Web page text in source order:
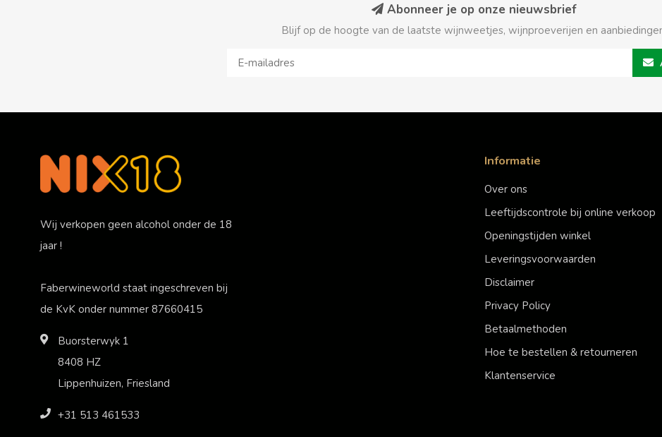
Abonneer je op onze nieuwsbrief
Blijf op de hoogte van de laatste wijnweetjes, wijnproeverijen en
Wij verkopen geen alcohol onder de 18
jaar !
Faberwineworld staat ingeschreven bij
de KvK onder nummer 87660415
Buorsterwyk 1
8408 HZ
Lippenhuizen, Friesland
+31 513 461533
Informatie
Over ons
Leeftijdscontrole bij online verkoop
Openingstijden winkel
Leveringsvoorwaarden
Disclaimer
Privacy Policy
Betaalmethoden
Hoe te bestellen & retourneren
Klantenservice